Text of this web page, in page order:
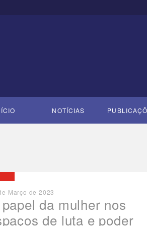
NOTÍCIAS
da mulher nos
de luta e poder
Março de 2023